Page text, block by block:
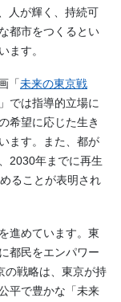
人が輝く、持続可
都市をつくるとい
ます。
「未来の東京戦
」では指導的立場に
希望に応じた生き
ます。また、都が
2030年までに再生
ることが表明され
進めています。東
都民をエンパワー
の戦略は、東京が持
平で豊かな「未来